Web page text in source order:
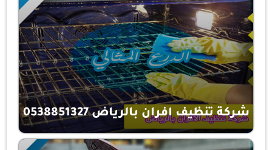
شركة تنظيف افران بالرياض 0538851327